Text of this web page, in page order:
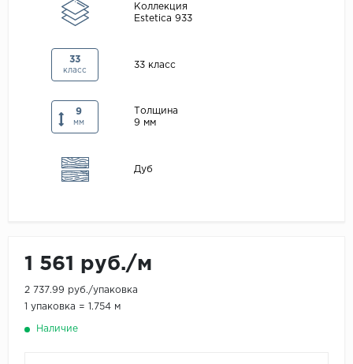
Коллекция
Estetica 933
33
класс
33 класс
9
мм
Толщина
9 мм
Дуб
1 561 руб./м
2 737.99 руб./упаковка
1 упаковка = 1.754 м
Наличие